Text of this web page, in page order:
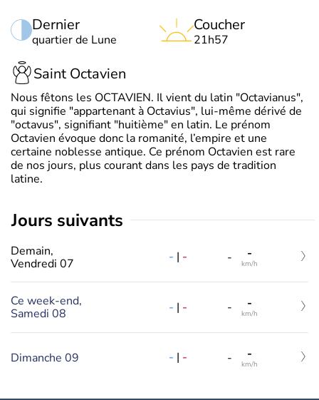
Dernier
quartier de Lune
Coucher
21h57
Saint Octavien
Nous fêtons les OCTAVIEN. Il vient du latin "Octavianus",
qui signifie "appartenant à Octavius", lui-même dérivé de
"octavus", signifiant "huitième" en latin. Le prénom
Octavien évoque donc la romanité, l’empire et une
certaine noblesse antique. Ce prénom Octavien est rare
de nos jours, plus courant dans les pays de tradition
latine.
jours suivants
Demain,
Vendredi 07
- | - - -
km/h
Ce week-end,
Samedi 08
- | - - -
km/h
Dimanche 09 - | - - -
km/h